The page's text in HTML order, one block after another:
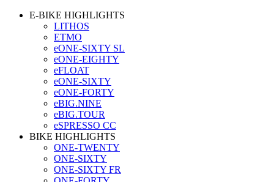
E-BIKE HIGHLIGHTS
LITHOS
ETMO
eONE-SIXTY SL
eONE-EIGHTY
eFLOAT
eONE-SIXTY
eONE-FORTY
eBIG.NINE
eBIG.TOUR
eSPRESSO CC
BIKE HIGHLIGHTS
ONE-TWENTY
ONE-SIXTY
ONE-SIXTY FR